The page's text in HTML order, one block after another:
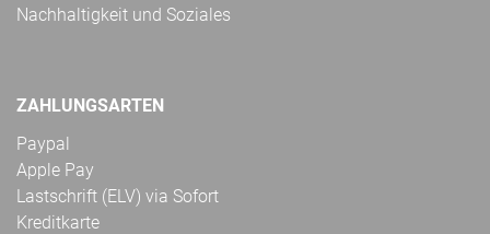
Nachhaltigkeit und Soziales
ZAHLUNGSARTEN
Paypal
Apple Pay
Lastschrift (ELV) via Sofort
Kreditkarte